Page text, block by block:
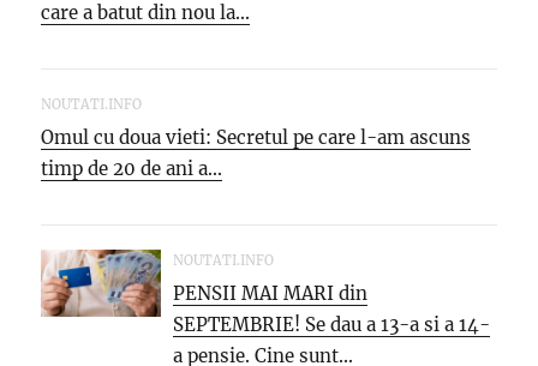
care a batut din nou la...
NOUTATI.INFO
Omul cu doua vieti: Secretul pe care l-am ascuns
timp de 20 de ani a...
NOUTATI.INFO
PENSII MAI MARI din
SEPTEMBRIE! Se dau a 13-a si a 14-
a pensie. Cine sunt...